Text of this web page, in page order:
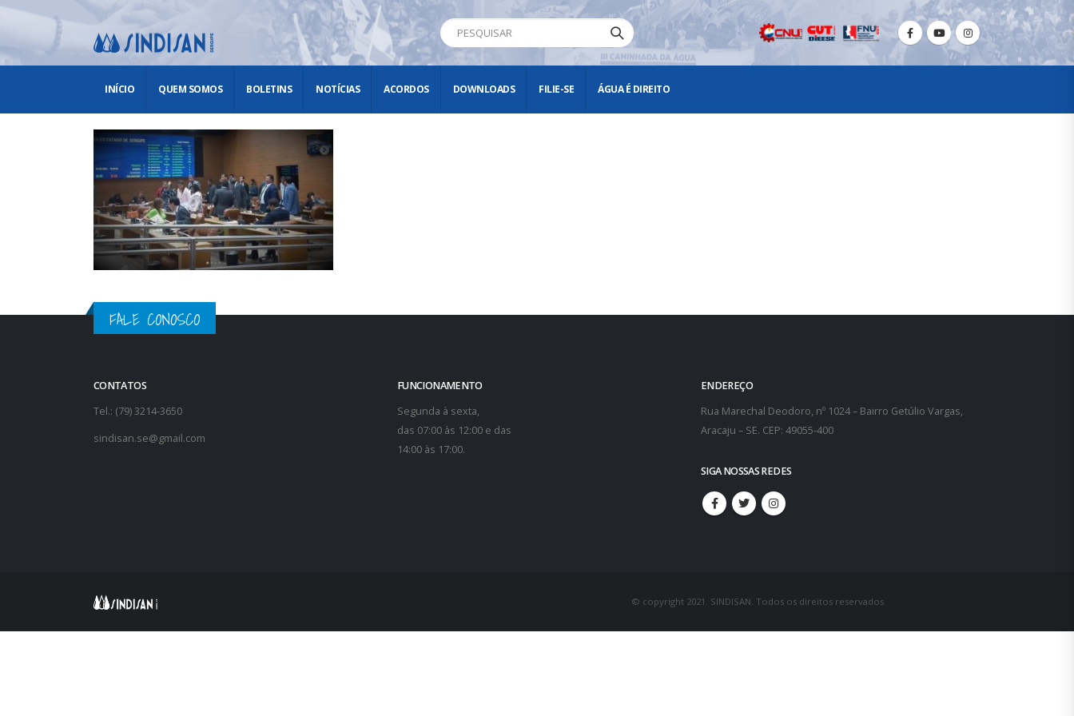
INÍCIO QUEM SOMOS BOLETINS NOTÍCIAS ACORDOS DOWNLOADS FILIE-SE ÁGUA É DIREITO
FALE CONOSCO
CONTATOS
Tel.: (79) 3214-3650
sindisan.se@gmail.com
FUNCIONAMENTO
Segunda à sexta,
das 07:00 às 12:00 e das
14:00 às 17:00.
ENDEREÇO
Rua Marechal Deodoro, nº 1024 – Bairro Getúlio Vargas,
Aracaju – SE. CEP: 49055-400
SIGA NOSSAS REDES
© copyright 2021. SINDISAN. Todos os direitos reservados